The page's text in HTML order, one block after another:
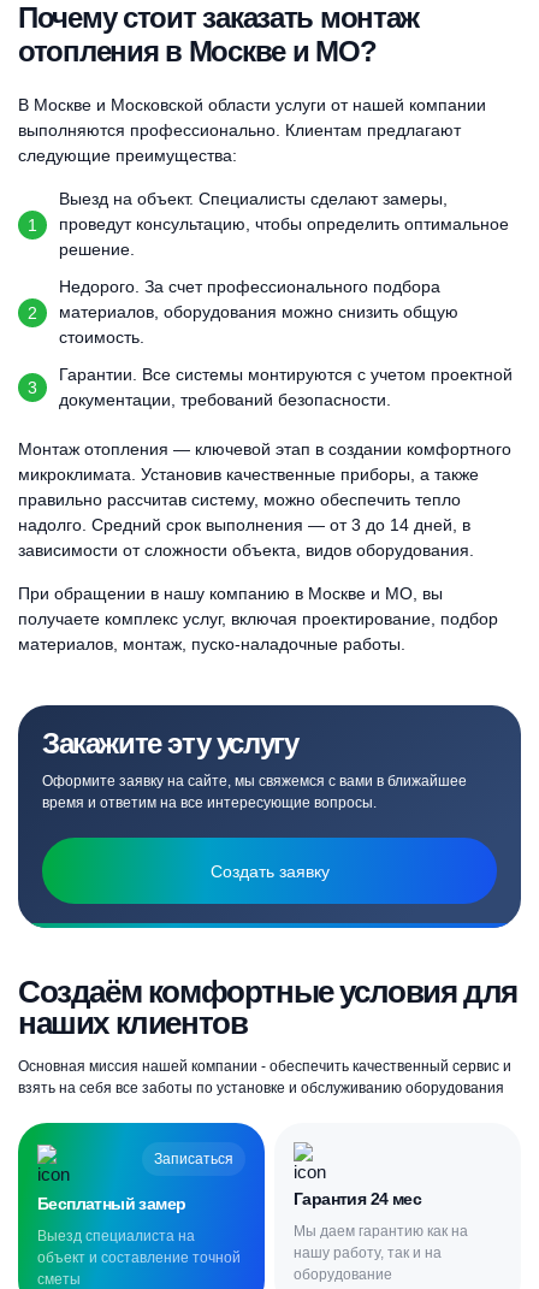
Почему стоит заказать монтаж
отопления в Москве и МО?
В Москве и Московской области услуги от нашей компании
выполняются профессионально. Клиентам предлагают
следующие преимущества:
Выезд на объект. Специалисты сделают замеры,
проведут консультацию, чтобы определить оптимальное
решение.
Недорого. За счет профессионального подбора
материалов, оборудования можно снизить общую
стоимость.
Гарантии. Все системы монтируются с учетом проектной
документации, требований безопасности.
Монтаж отопления — ключевой этап в создании комфортного
микроклимата. Установив качественные приборы, а также
правильно рассчитав систему, можно обеспечить тепло
надолго. Средний срок выполнения — от 3 до 14 дней, в
зависимости от сложности объекта, видов оборудования.
При обращении в нашу компанию в Москве и МО, вы
получаете комплекс услуг, включая проектирование, подбор
материалов, монтаж, пуско-наладочные работы.
Закажите эту услугу
Оформите заявку на сайте, мы свяжемся с вами в ближайшее
время и ответим на все интересующие вопросы.
Создать заявку
Создаём комфортные условия для
наших клиентов
Основная миссия нашей компании - обеспечить качественный сервис и
взять на себя все заботы по установке и обслуживанию оборудования
Записаться
Бесплатный замер
Выезд специалиста на
объект и составление точной
сметы
Гарантия 24 мес
Мы даем гарантию как на
нашу работу, так и на
оборудование